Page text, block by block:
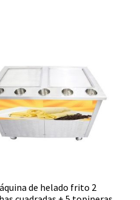
de helado frito 2